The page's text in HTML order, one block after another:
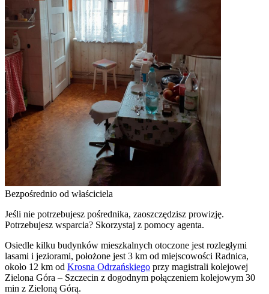
Bezpośrednio od właściciela
Jeśli nie potrzebujesz pośrednika, zaoszczędzisz prowizję.
Potrzebujesz wsparcia? Skorzystaj z pomocy agenta.
Osiedle kilku budynków mieszkalnych otoczone jest rozległymi
lasami i jeziorami, położone jest 3 km od miejscowości Radnica,
około 12 km od Krosna Odrzańskiego przy magistrali kolejowej
Zielona Góra – Szczecin z dogodnym połączeniem kolejowym 30
min z Zieloną Górą.